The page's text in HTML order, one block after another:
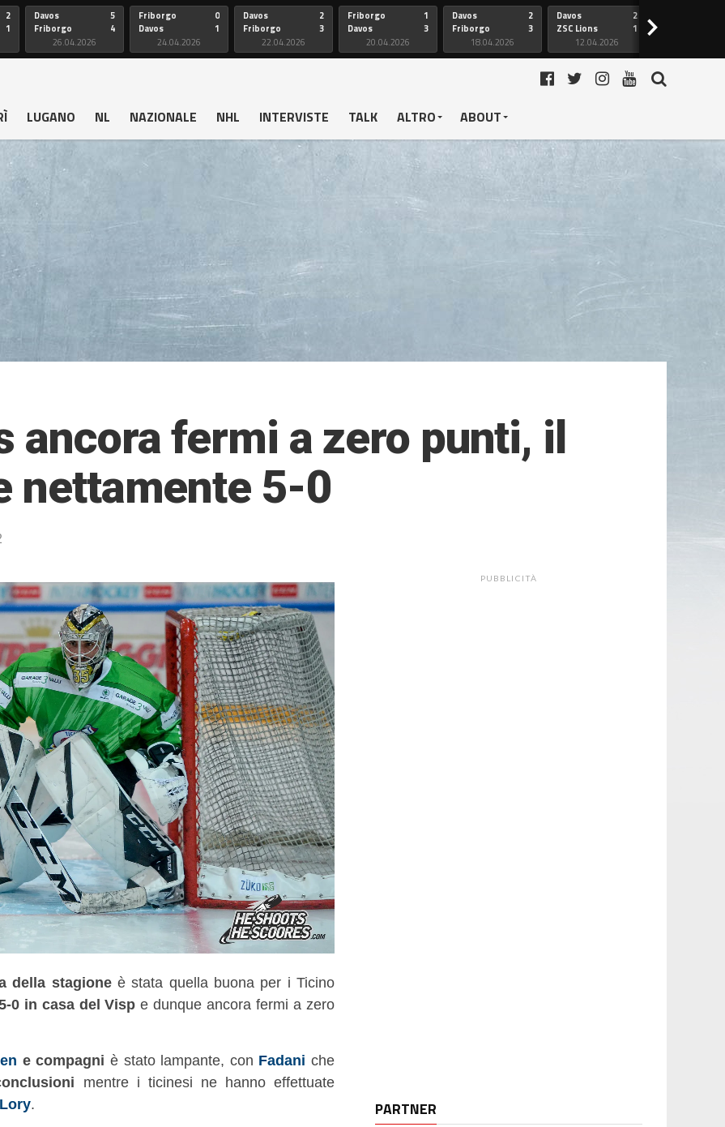
2
1
Davos
Friborgo
5
4
26.04.2026
Friborgo
Davos
0
1
24.04.2026
Davos
Friborgo
2
3
22.04.2026
Friborgo
Davos
1
3
20.04.2026
Davos
Friborgo
2
3
18.04.2026
Davos
ZSC Lions
2
1
12.04.2026
>
LUGANO NL NAZIONALE NHL INTERVISTE TALK ALTRO ABOUT
ancora fermi a zero punti, il
nettamente 5-0
della stagioneè stata quella buona per i Ticino
0 in casa del Visp e dunque ancora fermi a zero
e compagni è stato lampante, con Fadani che
mentre i ticinesi ne hanno effettuate
.
PUBBLICITÀ
PARTNER